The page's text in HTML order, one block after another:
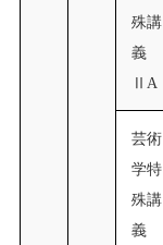
殊講
義
ⅡA
芸術
学特
殊講
義